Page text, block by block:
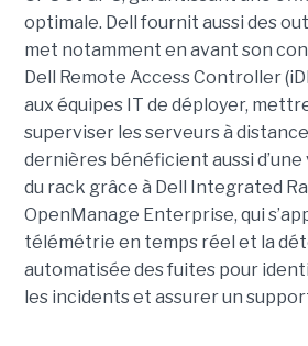
optimale. Dell fournit aussi des
met notamment en avant son
Dell Remote Access Controller
aux équipes IT de déployer,
superviser les serveurs à
dernières bénéficient aussi d’une
du rack grâce à Dell Integrated
OpenManage Enterprise, qui
télémétrie en temps réel et la
automatisée des fuites pour
les incidents et assurer un